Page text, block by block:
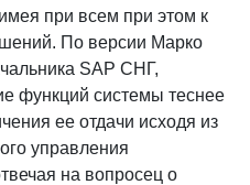
при всем при этом к
По версии Марко
SAP СНГ,
функций системы теснее
ее отдачи исходя из
управления
на вопросец о